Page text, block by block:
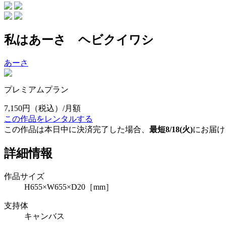
私はあーさ ヘビクイワシ
あーさ
プレミアムプラン
7,150円
（税込）/月額
この作品をレンタルする
この作品は本日中に決済完了した場合、 最短8/18(火)にお届
詳細情報
作品サイズ
H655×W655×D20［mm］
支持体
キャンバス